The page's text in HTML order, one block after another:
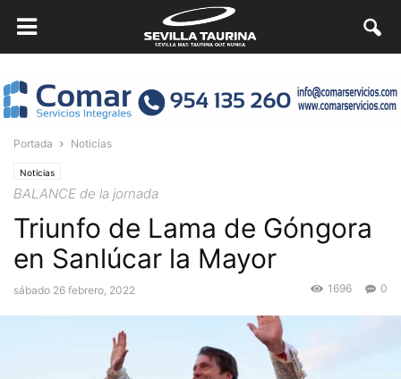
Portada Noticias
Noticias
BALANCE de la jornada
Triunfo de Lama de Góngora
en Sanlúcar la Mayor
sábado 26 febrero, 2022 0
1696